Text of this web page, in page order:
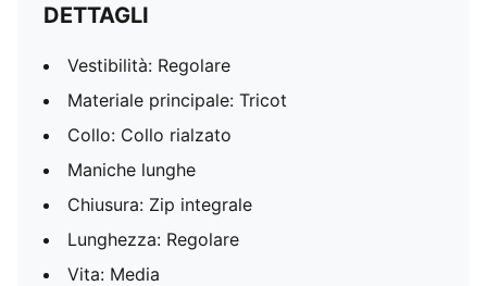
DETTAGLI
Vestibilità: Regolare
Materiale principale: Tricot
Collo: Collo rialzato
Maniche lunghe
Chiusura: Zip integrale
Lunghezza: Regolare
Vita: Media